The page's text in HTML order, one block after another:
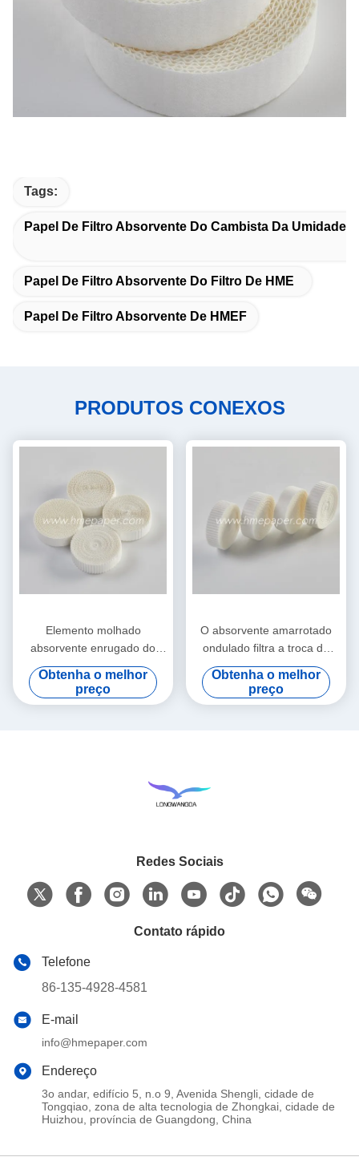
Tags:
Papel De Filtro Absorvente Do Cambista Da Umidade
Papel De Filtro Absorvente Do Filtro De HME
Papel De Filtro Absorvente De HMEF
PRODUTOS CONEXOS
Elemento molhado
absorvente enrugado do
papel de filtro do cambista
do calor e da umidade
Obtenha o melhor
preço
O absorvente amarrotado
ondulado filtra a troca do
calor de papel e da umidade
Obtenha o melhor
preço
Redes Sociais
Contato rápido
Telefone
86-135-4928-4581
E-mail
info@hmepaper.com
Endereço
3o andar, edifício 5, n.o 9, Avenida Shengli, cidade de
Tongqiao, zona de alta tecnologia de Zhongkai, cidade de
Huizhou, província de Guangdong, China